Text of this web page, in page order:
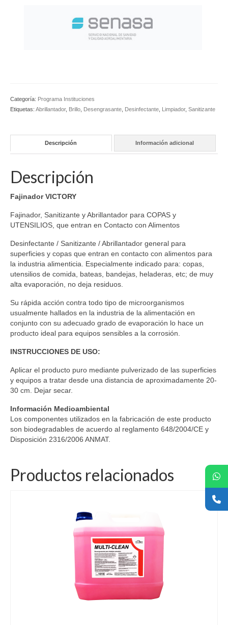
Categoría: Programa Instituciones
Etiquetas: Abrillantador, Brillo Desengrasante Desinfectante Limpiador, Sanitizante
Descripción Información adicional
Descripción
Fajinador VICTORY
Fajinador, Sanitizante y Abrillantador para COPAS y
UTENSILIOS, que entran en Contacto con Alimentos
Desinfectante / Sanitizante / Abrillantador general para
superficies y copas que entran en contacto con alimentos para
la industria alimenticia. Especialmente indicado para: copas,
utensilios de comida, bateas, bandejas, heladeras, etc; de muy
alta evaporación, no deja residuos.
Su rápida acción contra todo tipo de microorganismos
usualmente hallados en la industria de la alimentación en
conjunto con su adecuado grado de evaporación lo hace un
producto ideal para equipos sensibles a la corrosión.
INSTRUCCIONES DE USO:
Aplicar el producto puro mediante pulverizado de las superficies
y equipos a tratar desde una distancia de aproximadamente 20-
30 cm. Dejar secar.
Información Medioambiental
Los componentes utilizados en la fabricación de este producto
son biodegradables de acuerdo al reglamento 648/2004/CE y
Disposición 2316/2006 ANMAT.
Productos relacionados